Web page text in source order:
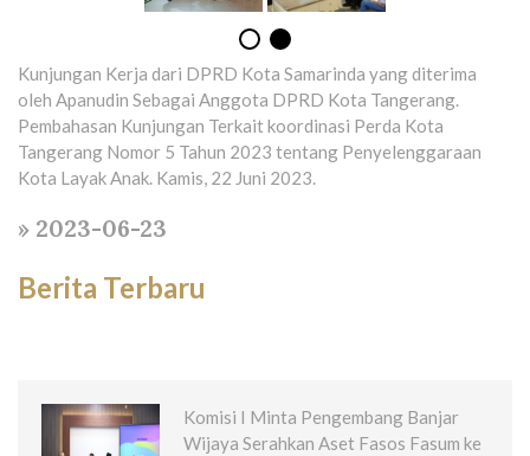
Kunjungan Kerja dari DPRD Kota Samarinda yang diterima
oleh Apanudin Sebagai Anggota DPRD Kota Tangerang.
Pembahasan Kunjungan Terkait koordinasi Perda Kota
Tangerang Nomor 5 Tahun 2023 tentang Penyelenggaraan
Kota Layak Anak. Kamis, 22 Juni 2023.
» 2023-06-23
Berita Terbaru
Komisi I Minta Pengembang Banjar
Wijaya Serahkan Aset Fasos Fasum ke